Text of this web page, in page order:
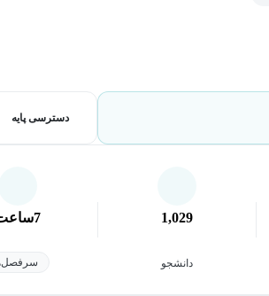
دسترسی پایه
1,029
دانشجو
7